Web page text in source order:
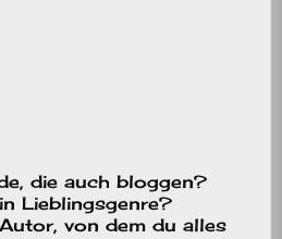
die auch bloggen?
Lieblingsgenre?
von dem du alles